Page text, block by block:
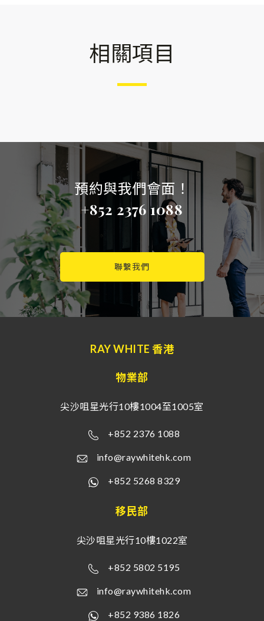
相關項目
預約與我們會面！
+852 2376 1088
聯繫我們
RAY WHITE 香港
物業部
尖沙咀星光行10樓1004至1005室
+852 2376 1088
info@raywhitehk.com
+852 5268 8329
移民部
尖沙咀星光行10樓1022室
+852 5802 5195
info@raywhitehk.com
+852 9386 1826